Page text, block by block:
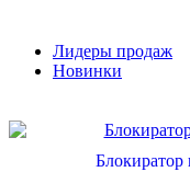
Лидеры продаж
Новинки